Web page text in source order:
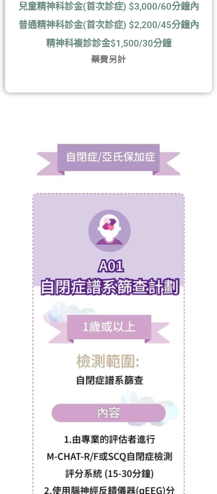
兒童精神科診金(首次診症) $3,000/60分鐘內
普通精神科診金(首次診症) $2,200/45分鐘內
精神科複診診金$1,500/30分鐘
藥費另計